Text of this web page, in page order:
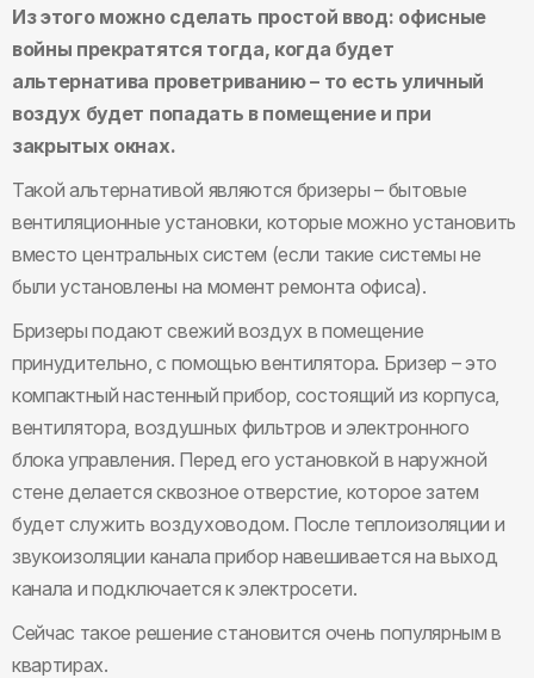
Из этого можно сделать простой ввод: офисные
войны прекратятся тогда, когда будет
альтернатива проветриванию – то есть уличный
воздух будет попадать в помещение и при
закрытых окнах.
Такой альтернативой являются бризеры – бытовые
вентиляционные установки, которые можно установить
вместо центральных систем (если такие системы не
были установлены на момент ремонта офиса).
Бризеры подают свежий воздух в помещение
принудительно, с помощью вентилятора. Бризер – это
компактный настенный прибор, состоящий из корпуса,
вентилятора, воздушных фильтров и электронного
блока управления. Перед его установкой в наружной
стене делается сквозное отверстие, которое затем
будет служить воздуховодом. После теплоизоляции и
звукоизоляции канала прибор навешивается на выход
канала и подключается к электросети.
Сейчас такое решение становится очень популярным в
квартирах.